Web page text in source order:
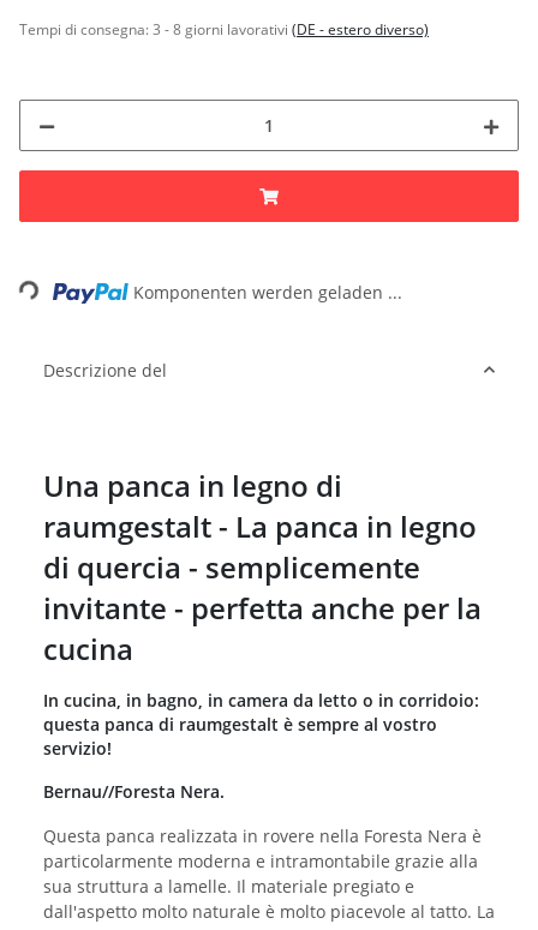
Tempi di consegna:3 - 8 giorni lavorativi (DE - estero diverso)
Loading... Komponenten werden geladen ...
Descrizione del
Una panca in legno di
raumgestalt - La panca in legno
di quercia - semplicemente
invitante - perfetta anche per la
cucina
In cucina, in bagno, in camera da letto o in corridoio:
questa panca di raumgestalt è sempre al vostro
servizio!
Bernau//Foresta Nera.
Questa panca realizzata in rovere nella Foresta Nera è
particolarmente moderna e intramontabile grazie alla
sua struttura a lamelle. Il materiale pregiato e
dall'aspetto molto naturale è molto piacevole al tatto. La